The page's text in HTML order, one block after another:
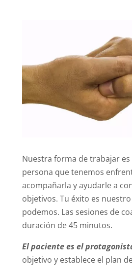
Nuestra forma de trabajar
persona que tenemos
acompañarla y ayudarle a
objetivos. Tu éxito es
podemos. Las sesiones de
duración de 45 minutos.
El paciente es el
objetivo y establece el plan